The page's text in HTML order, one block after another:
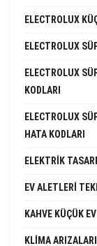
ELECTROLUX
ELECTROLUX
ELECTROLUX
KODLARI
ELECTROLUX
HATA KODLARI
ELEKTRIK
EV ALETLERI
KAHVE KÜÇÜK
KLIMA ARIZALARI